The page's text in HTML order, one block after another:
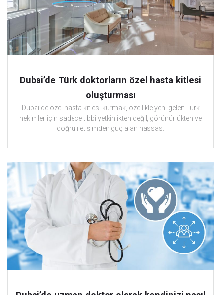
Dubai’de Türk doktorların özel hasta kitlesi
oluşturması
Dubai’de özel hasta kitlesi kurmak, özellikle yeni gelen Türk
hekimler için sadece tıbbi yetkinlikten değil, görünürlükten ve
doğru iletişimden güç alan hassas.